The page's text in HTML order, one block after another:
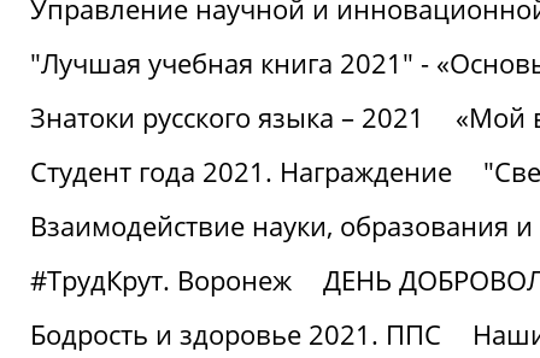
Управление научной и
"Лучшая учебная книга 2021" -
Знатоки русского языка – 2021
«Мой
Студент года 2021. Награждение
Взаимодействие науки, образования и
#ТрудКрут. Воронеж
ДЕНЬ
Бодрость и здоровье 2021. ППС